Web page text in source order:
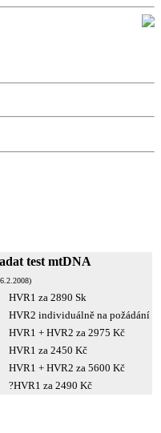
test mtDNA
HVR1 za 2890 Sk
HVR2 individuálně na požádání
HVR1 + HVR2 za 2975 Kč
HVR1 za 2450 Kč
HVR1 + HVR2 za 5600 Kč
?HVR1 za 2490 Kč